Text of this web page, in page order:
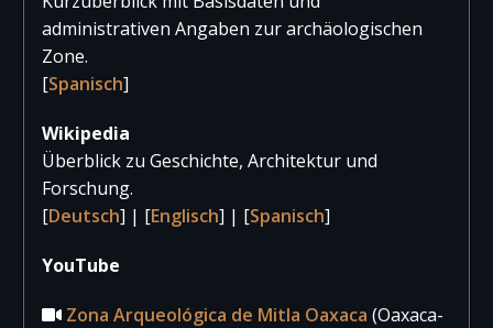
administrativen Angaben zur archäologischen
Zone.
[Spanisch]
Wikipedia
Überblick zu Geschichte, Architektur und
Forschung.
[Deutsch] | [Englisch] | [Spanisch]
YouTube
Zona Arqueológica de Mitla Oaxaca (Oaxaca-